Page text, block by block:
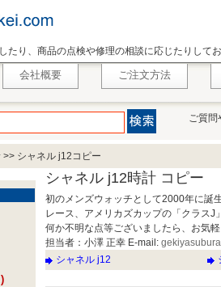
たり、商品の点検や修理の相談に応じたりして
会社概要 ご注文方法
ご質問
>> シャネル j12コピー
シャネル j12時計 コピー
初のメンズウォッチとして2000年に誕
レース、アメリカズカップの「クラス
何か不明な点等ございましたら、お気
担当者：小澤 正幸 E-mail:
シャネル j12